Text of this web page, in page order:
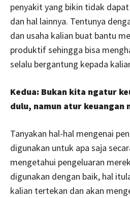
penyakit yang bikin tidak
dan hal lainnya. Tentunya
dan usaha kalian buat bantu
produktif sehingga bisa
selalu bergantung kepada
Kedua: Bukan kita ngatur
dulu, namun atur keuangan
Tanyakan hal-hal mengenai
digunakan untuk apa saja
mengetahui pengeluaran
digunakan dengan baik, hal
kalian tertekan dan akan